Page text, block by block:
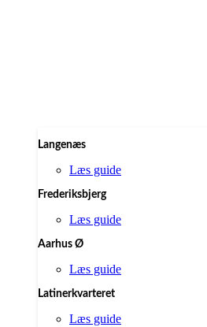
Langenæs
Læs guide
Frederiksbjerg
Læs guide
Aarhus Ø
Læs guide
Latinerkvarteret
Læs guide